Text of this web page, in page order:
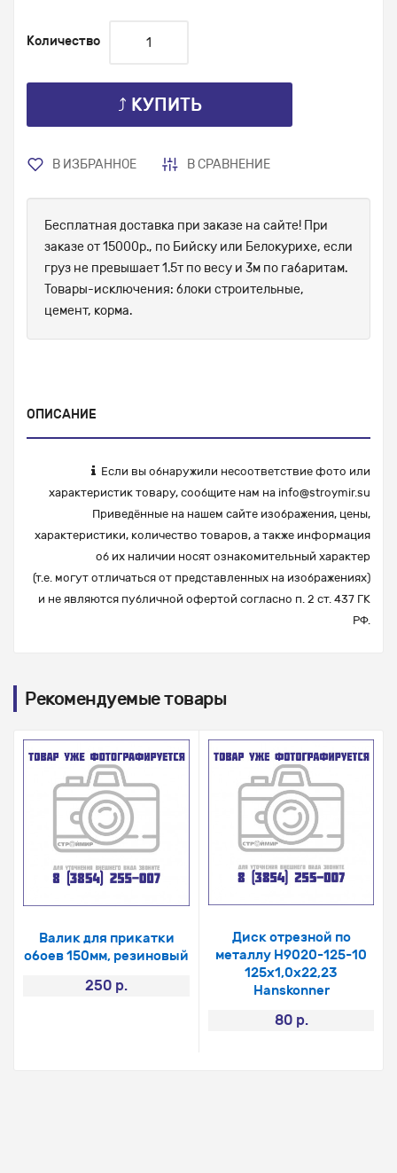
Количество
⤴ КУПИТЬ
В ИЗБРАННОЕ В СРАВНЕНИЕ
Бесплатная доставка при заказе на сайте! При
заказе от 15000р., по Бийску или Белокурихе, если
груз не превышает 1.5т по весу и 3м по габаритам.
Товары-исключения: блоки строительные,
цемент, корма.
ОПИСАНИЕ
Если вы обнаружили несоответствие фото или
характеристик товару, сообщите нам на info@stroymir.su
Приведённые на нашем сайте изображения, цены,
характеристики, количество товаров, а также информация
об их наличии носят ознакомительный характер
(т.е. могут отличаться от представленных на изображениях)
и не являются публичной офертой согласно п. 2 ст. 437 ГК
РФ.
Рекомендуемые товары
Валик для прикатки
обоев 150мм, резиновый
250 р.
Диск отрезной по
металлу H9020-125-10
125х1,0х22,23
Hanskonner
80 р.